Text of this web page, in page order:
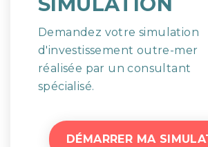
Demandez votre simulation
d'investissement outre-mer
réalisée par un consultant
spécialisé.
DÉMARRER MA